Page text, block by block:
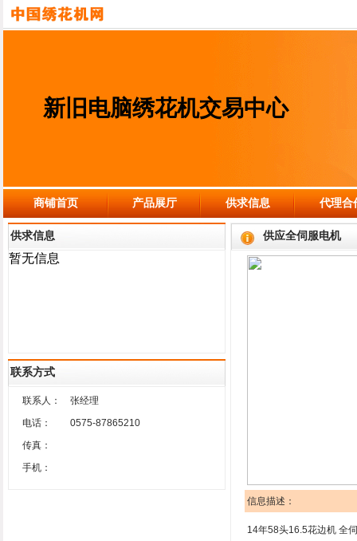
新旧电脑绣花机交易中心
商铺首页 产品展厅 供求信息 代理合
供求信息
暂无信息
联系方式
联系人：
张经理
电话：
0575-87865210
传真：
手机：
供应全伺服电机
信息描述：
14年58头16.5花边机 全